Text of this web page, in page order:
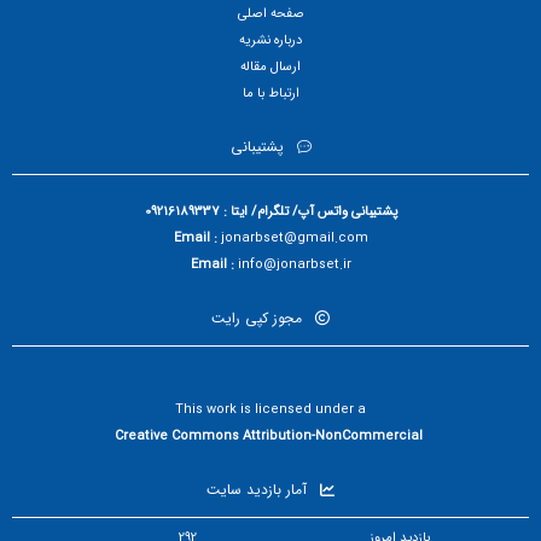
صفحه اصلی
درباره نشریه
ارسال مقاله
ارتباط با ما
پشتیبانی
پشتیبانی واتس آپ/ تلگرام/ ایتا : 09216189337
Email :jonarbset@gmail.com
Email :info@jonarbset.ir
مجوز کپی رایت
This work is licensed under a
آمار بازدید سایت